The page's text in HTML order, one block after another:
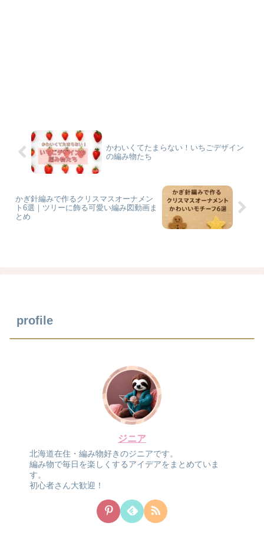
かわいくてたまらない！いちごデザイン
の編み物たち
かぎ針編みで作るクリスマスオーナメン
ト6選｜ツリーに飾る可愛い編み図動画ま
とめ
profile
ジニア
北海道在住・編み物好きのジニアです。
編み物で毎日を楽しくするアイデアをまとめていま
す。
初心者さん大歓迎！